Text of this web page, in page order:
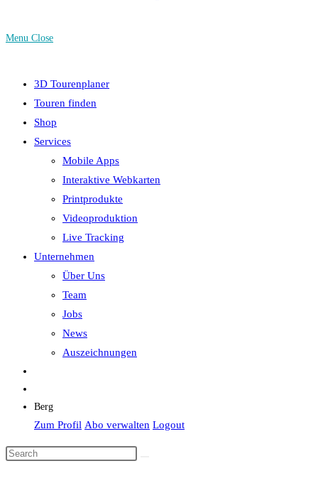
Menu Close
3D Tourenplaner
Touren finden
Shop
Services
Mobile Apps
Interaktive Webkarten
Printprodukte
Videoproduktion
Live Tracking
Unternehmen
Über Uns
Team
Jobs
News
Auszeichnungen
Berg
Zum Profil Abo verwalten Logout